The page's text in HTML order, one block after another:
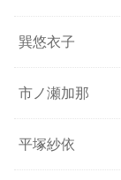
巽悠衣子
市ノ瀬加那
平塚紗依